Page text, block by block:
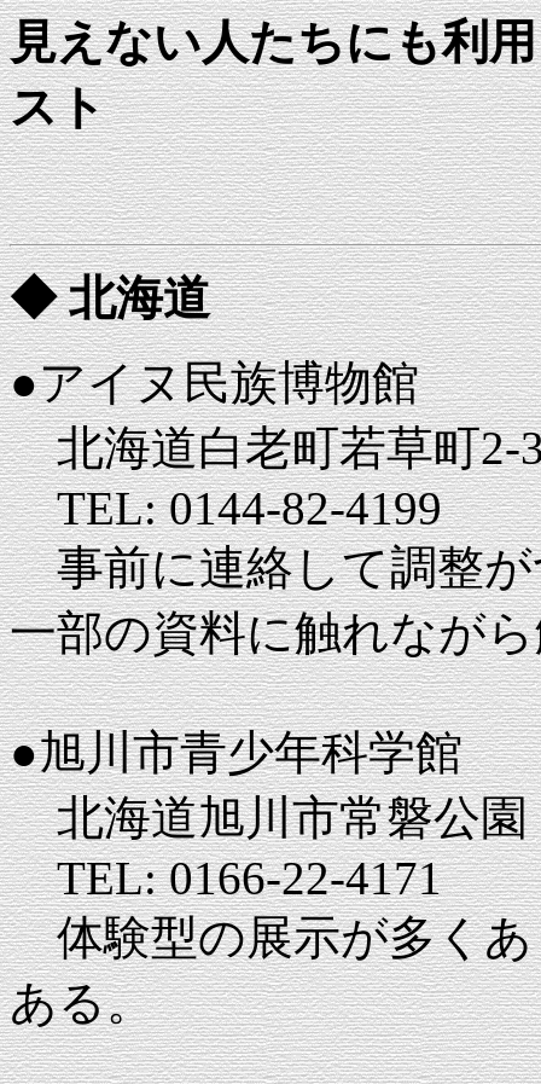
見えない人たちにも利
スト
◆ 北海道
●アイヌ民族博物館
北海道白老町若草町2-
TEL: 0144-82-4199
事前に連絡して調整が
一部の資料に触れなが
●旭川市青少年科学館
北海道旭川市常磐公園
TEL: 0166-22-4171
体験型の展示が多くあ
ある。